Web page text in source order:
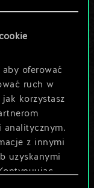
oferować
ruch w
korzystasz
analitycznym.
z innymi
uzyskanymi